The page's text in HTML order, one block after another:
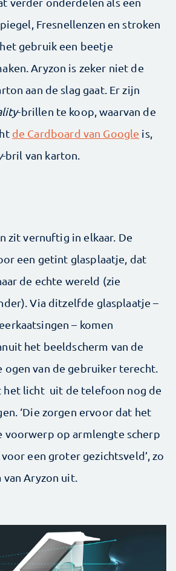
Fresnellenzen en stroken
gebruik een beetje
Aryzon is zeker niet de
aan de slag gaat. Er zijn
-brillen te koop, waarvan de
de Cardboard van Google is,
-bril van karton.
zit vernuftig in elkaar. De
een getint glasplaatje, dat
de echte wereld (zie
Via ditzelfde glasplaatje –
– komen
het beeldscherm van de
ogen van de gebruiker terecht.
het licht uit de telefoon nog de
‘Die zorgen ervoor dat het
voorwerp op armlengte scherp
een groter gezichtsveld’, zo
Aryzon uit.